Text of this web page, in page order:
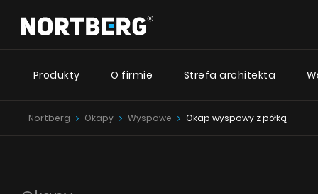
Produkty
Nowości
Okapy Podszafkowe
O firmie Strefa architekta
Poradnik
Nortberg Okapy Wyspowe Okap wyspowy z półką